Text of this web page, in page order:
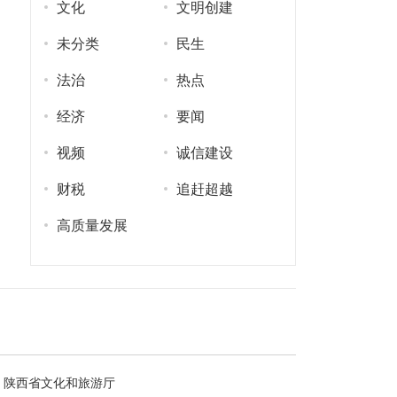
文化 文明创建
未分类 民生
法治 热点
经济 要闻
视频 诚信建设
财税 追赶超越
高质量发展
陕西省文化和旅游厅